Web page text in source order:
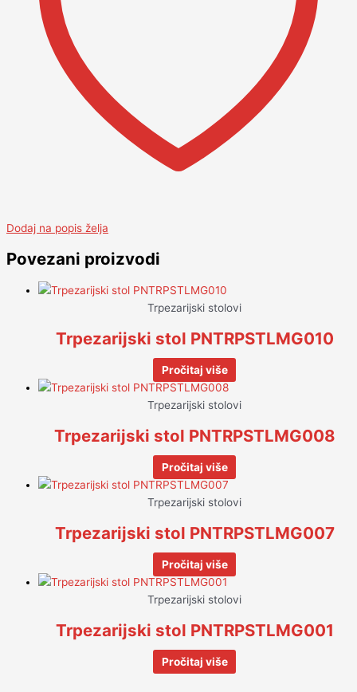
Dodaj na popis želja
Povezani proizvodi
Trpezarijski stolovi
Trpezarijski stol PNTRPSTLMG010
Pročitaj više
Trpezarijski stolovi
Trpezarijski stol PNTRPSTLMG008
Pročitaj više
Trpezarijski stolovi
Trpezarijski stol PNTRPSTLMG007
Pročitaj više
Trpezarijski stolovi
Trpezarijski stol PNTRPSTLMG001
Pročitaj više